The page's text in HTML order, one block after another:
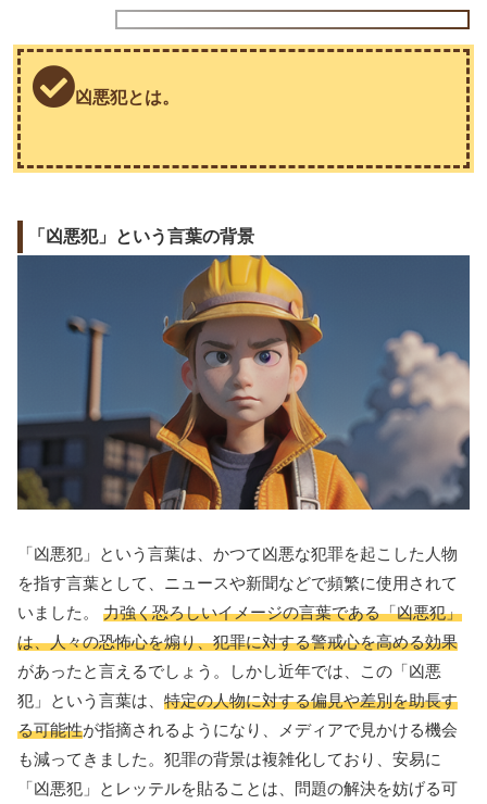
凶悪犯とは。
「凶悪犯」という言葉の背景
「凶悪犯」という言葉は、かつて凶悪な犯罪を起こした人物
を指す言葉として、ニュースや新聞などで頻繁に使用されて
いました。 力強く恐ろしいイメージの言葉である「凶悪犯」
は、人々の恐怖心を煽り、犯罪に対する警戒心を高める効果
があったと言えるでしょう。しかし近年では、この「凶悪
犯」という言葉は、 特定の人物に対する偏見や差別を助長す
る可能性が指摘されるようになり、メディアで見かける機会
も減ってきました。犯罪の背景は複雑化しており、安易に
「凶悪犯」とレッテルを貼ることは、問題の解決を妨げる可